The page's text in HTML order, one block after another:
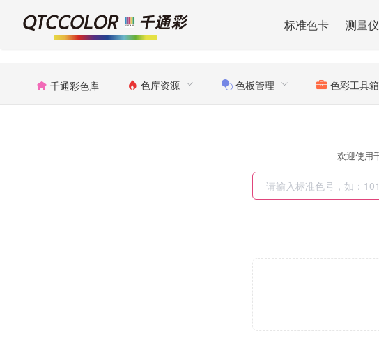
标准色卡 测量
千通彩色库 色库资源 色板管理 色彩工具箱
欢迎使用